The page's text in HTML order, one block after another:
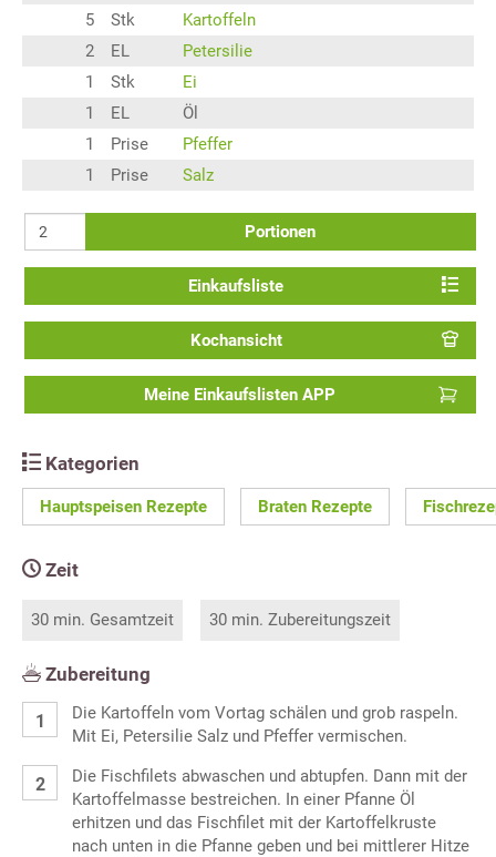
5
Stk
Kartoffeln
2
EL
Petersilie
1
Stk
Ei
1
EL
Öl
1
Prise
Pfeffer
1
Prise Salz
Portionen
Einkaufsliste
Kochansicht
Meine Einkaufslisten APP
Kategorien
Hauptspeisen Rezepte Braten Rezepte
Zeit
30 min. Gesamtzeit 30 min. Zubereitungszeit
Zubereitung
Die Kartoffeln vom Vortag schälen und grob raspeln.
Mit Ei, Petersilie Salz und Pfeffer vermischen.
Die Fischfilets abwaschen und abtupfen. Dann mit der
Kartoffelmasse bestreichen. In einer Pfanne Öl
erhitzen und das Fischfilet mit der Kartoffelkruste
nach unten in die Pfanne geben und bei mittlerer Hitze